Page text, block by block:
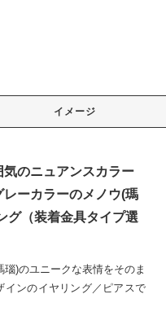
イメージ
気のニュアンスカラー
ーカラーのメノウ(瑪
グ（装着金具タイプ選
)のユニークな表情をそのま
インのイヤリング／ピアスで